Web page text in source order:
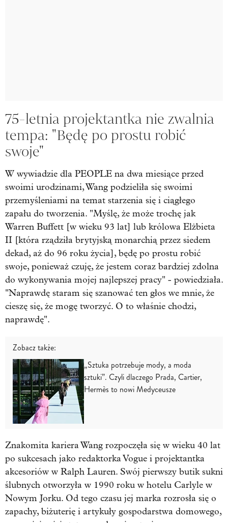
75-letnia projektantka nie zwalnia
tempa: "Będę po prostu robić
swoje"
W wywiadzie dla PEOPLE na dwa miesiące przed
swoimi urodzinami, Wang podzieliła się swoimi
przemyśleniami na temat starzenia się i ciągłego
zapału do tworzenia. "Myślę, że może trochę jak
Warren Buffett [w wieku 93 lat] lub królowa Elżbieta
II [która rządziła brytyjską monarchią przez siedem
dekad, aż do 96 roku życia], będę po prostu robić
swoje, ponieważ czuję, że jestem coraz bardziej zdolna
do wykonywania mojej najlepszej pracy" - powiedziała.
"Naprawdę staram się szanować ten głos we mnie, że
cieszę się, że mogę tworzyć. O to właśnie chodzi,
naprawdę".
Zobacz także:
„Sztuka potrzebuje mody, a moda
sztuki”. Czyli dlaczego Prada, Cartier,
Hermès to nowi Medyceusze
Znakomita kariera Wang rozpoczęła się w wieku 40 lat
po sukcesach jako redaktorka Vogue i projektantka
akcesoriów w Ralph Lauren. Swój pierwszy butik sukni
ślubnych otworzyła w 1990 roku w hotelu Carlyle w
Nowym Jorku. Od tego czasu jej marka rozrosła się o
zapachy, biżuterię i artykuły gospodarstwa domowego,